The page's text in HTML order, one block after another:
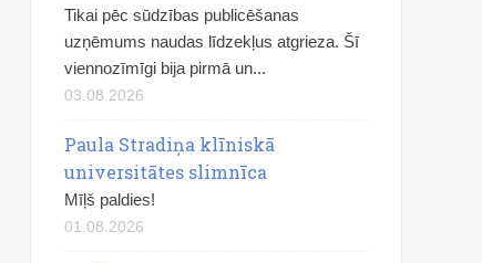
Tikai pēc sūdzības publicēšanas
uzņēmums naudas līdzekļus atgrieza. Šī
viennozīmīgi bija pirmā un...
03.08.2026
Paula Stradiņa klīniskā
universitātes slimnīca
Mīļš paldies!
01.08.2026